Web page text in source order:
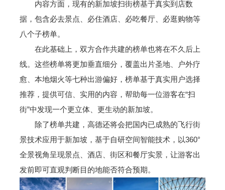
内容方面，现有的新加坡扫街榜基于真实到店数
据，包含必去景点、必住酒店、必吃餐厅、必逛购物等
八个子榜单。
在此基础上，双方合作共建的榜单也将在不久后上
线。这些榜单将更加垂直细分，覆盖出片圣地、户外疗
愈、本地烟火等七种出游偏好，榜单基于真实用户选择
推荐，提供可信、实用的内容，帮助每一位游客在“扫
街”中发现一个更立体、更生动的新加坡。
除了榜单共建，高德还将会把国内已成熟的飞行街
景技术应用于新加坡，基于自研空间智能技术，以360°
全景视角呈现景点、酒店、街区和餐厅实景，让游客出
发前即可直观判断目的地能否符合预期。